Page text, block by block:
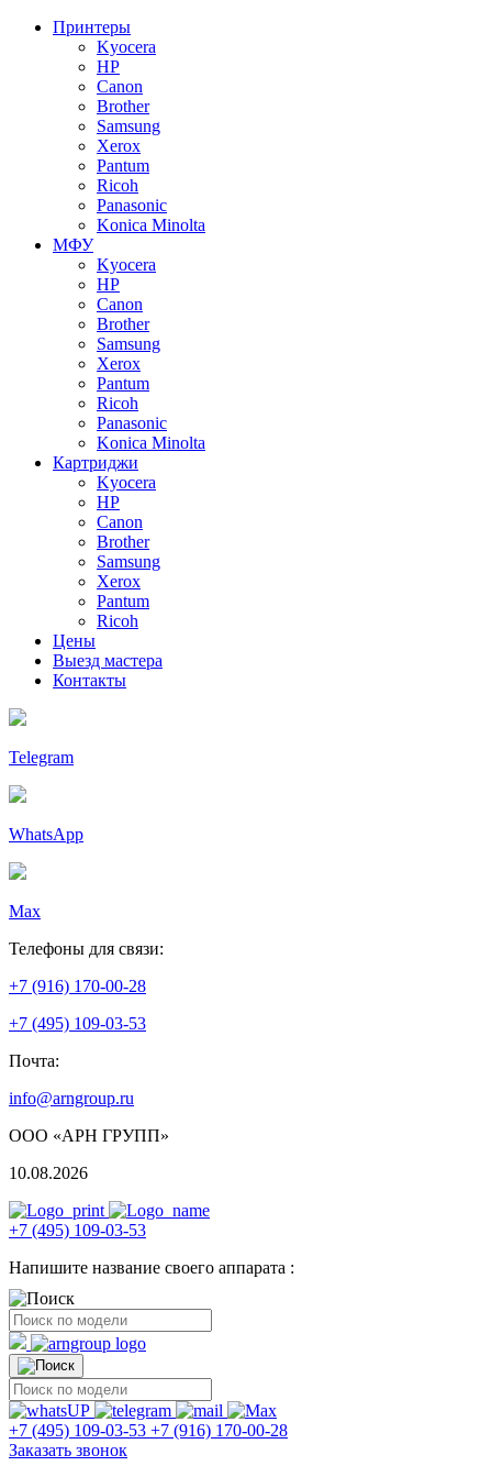
Принтеры
Kyocera
HP
Canon
Brother
Samsung
Xerox
Pantum
Ricoh
Panasonic
Konica Minolta
МФУ
Kyocera
HP
Canon
Brother
Samsung
Xerox
Pantum
Ricoh
Panasonic
Konica Minolta
Картриджи
Kyocera
HP
Canon
Brother
Samsung
Xerox
Pantum
Ricoh
Цены
Выезд мастера
Контакты
Telegram
WhatsApp
Max
Телефоны для связи:
+7 (916) 170-00-28
+7 (495) 109-03-53
Почта:
info@arngroup.ru
ООО «АРН ГРУПП»
10.08.2026
+7 (495) 109-03-53
Напишите название своего аппарата :
+7 (495) 109-03-53 +7 (916) 170-00-28
Заказать звонок